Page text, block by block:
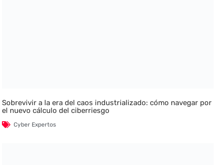
Sobrevivir a la era del caos industrializado: cómo navegar por
el nuevo cálculo del ciberriesgo
Cyber Expertos